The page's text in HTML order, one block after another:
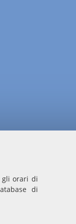
gli orari di
di